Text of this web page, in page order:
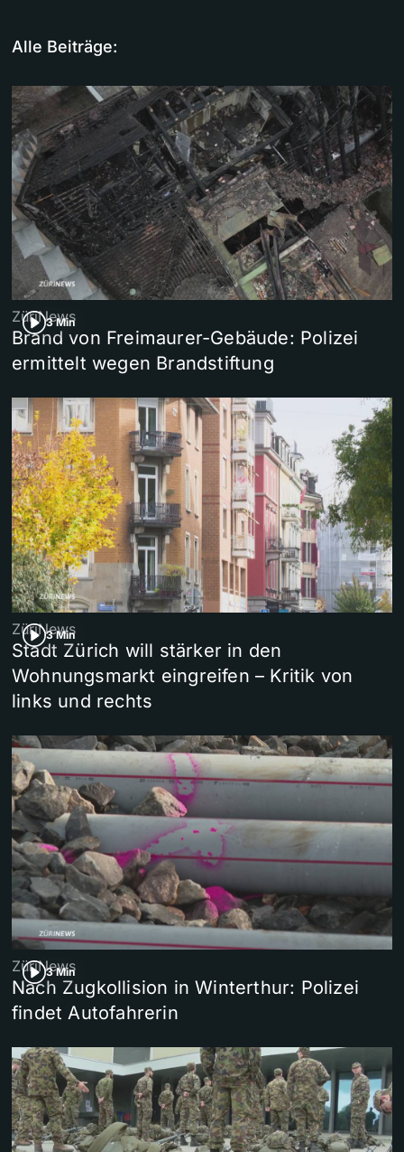
Alle Beiträge:
3 Min
ZüriNews
Brand von Freimaurer-Gebäude: Polizei
ermittelt wegen Brandstiftung
3 Min
ZüriNews
Stadt Zürich will stärker in den
Wohnungsmarkt eingreifen – Kritik von
links und rechts
3 Min
ZüriNews
Nach Zugkollision in Winterthur: Polizei
findet Autofahrerin